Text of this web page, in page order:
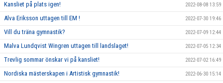
Kansliet på plats igen! 2022-08-08 13:59
Alva Eriksson uttagen till EM ! 2022-07-30 19:46
Vill du träna gymnastik? 2022-07-09 12:44
Malva Lundqvist Wingren uttagen till landslaget! 2022-07-05 12:34
Trevlig sommar önskar vi på kansliet! 2022-07-02 16:49
Nordiska mästerskapen i Artistisk gymnastik! 2022-06-30 15:14